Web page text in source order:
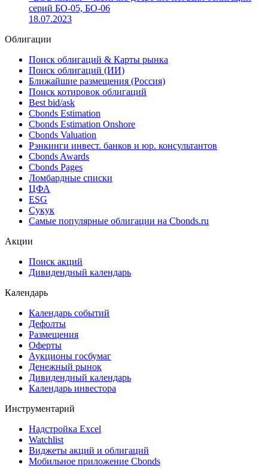
«ВЭБ-лизинг» частично досрочно погасил облигации
серии БО-04
«ВЭБ-лизинг» частично досрочно погасил облигации
18.07.2023
Облигации
Поиск облигаций & Карты рынка
Поиск облигаций (ИИ)
Ближайшие размещения (Россия)
Поиск котировок облигаций
Best bid/ask
Cbonds Estimation
Cbonds Estimation Onshore
Cbonds Valuation
Рэнкинги инвест. банков и юр. консультантов
Cbonds Awards
Cbonds Pages
Ломбардные списки
ESG
Самые популярные облигации на Cbonds.ru
Дивидендный календарь
Календарь
Календарь событий
Дефолты
Размещения
Оферты
Аукционы госбумаг
Денежный рынок
Календарь инвестора
Инструментарий